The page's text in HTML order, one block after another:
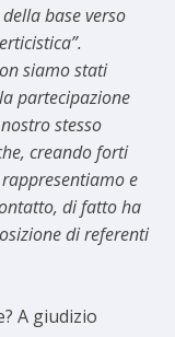
base verso
siamo stati
partecipazione
stesso
creando forti
e
di fatto ha
di referenti
A giudizio